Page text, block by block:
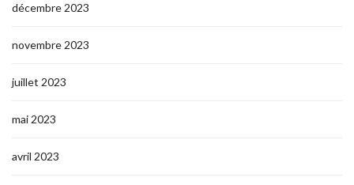
décembre 2023
novembre 2023
juillet 2023
mai 2023
avril 2023